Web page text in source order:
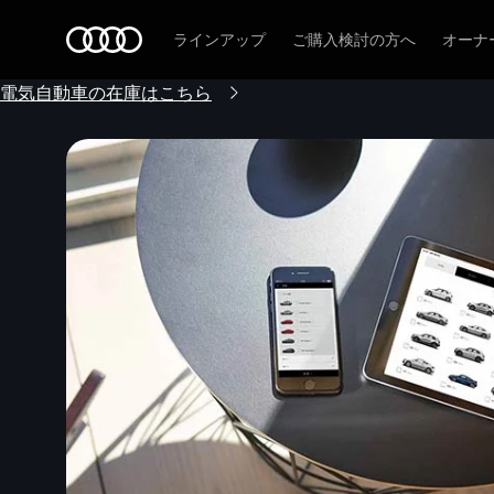
ラインアップ ご購入検討の方へ オーナ
電気自動車の在庫はこちら